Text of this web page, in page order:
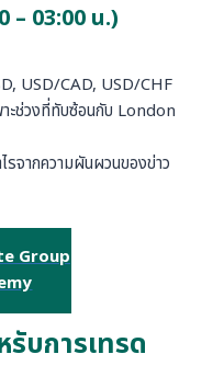
– 03:00 น.)
USD/CAD, USD/CHF
ะช่วงที่ทับซ้อนกับ London
รจากความผันผวนของข่าว
Group
รับการเทรด